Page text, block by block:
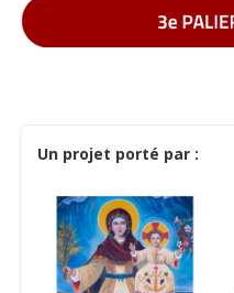
Un projet porté par :